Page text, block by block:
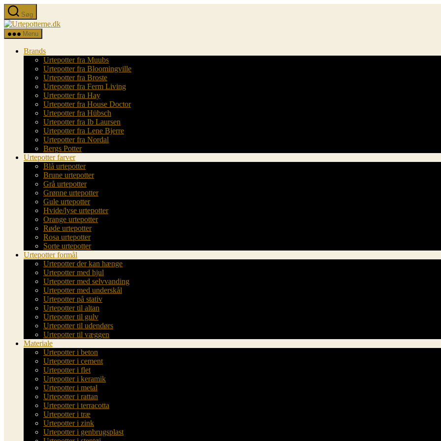
Spring
til
indholdet
Søg
Urtepotterne.dk
Menu
Brands
Urtepotter fra Muubs
Urtepotter fra Bloomingville
Urtepotter fra Broste
Urtepotter fra Ferm Living
Urtepotter fra Hay
Urtepotter fra House Doctor
Urtepotter fra Hübsch
Urtepotter fra Ib Laursen
Urtepotter fra Lene Bjerre
Urtepotter fra Nordal
Bergs Potter
Urtepotter farver
Blå urtepotter
Brune urtepotter
Grå urtepotter
Grønne urtepotter
Gule urtepotter
Hvide/lyse urtepotter
Orange urtepotter
Røde urtepotter
Rosa urtepotter
Sorte urtepotter
Urtepotter formål
Urtepotter der kan hænge
Urtepotter med hjul
Urtepotter med selvvanding
Urtepotter med underskål
Urtepotter på stativ
Urtepotter til altan
Urtepotter til gulv
Urtepotter til udendørs
Urtepotter til væggen
Materiale
Urtepotter i beton
Urtepotter i cement
Urtepotter i flet
Urtepotter i keramik
Urtepotter i metal
Urtepotter i rattan
Urtepotter i terracotta
Urtepotter i træ
Urtepotter i zink
Urtepotter i genbrugsplast